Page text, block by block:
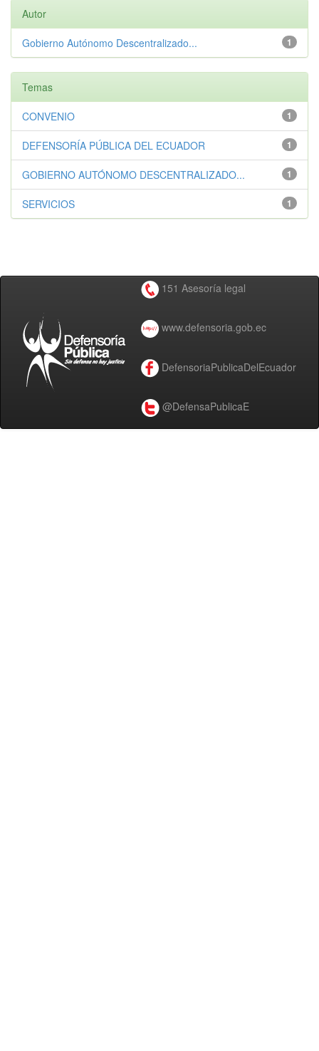
Autor
1
Gobierno Autónomo Descentralizado...
Temas
1
CONVENIO
1
DEFENSORÍA PÚBLICA DEL ECUADOR
1
GOBIERNO AUTÓNOMO DESCENTRALIZADO...
1
SERVICIOS
151 Asesoría legal
www.defensoria.gob.ec
DefensoriaPublicaDelEcuador
@DefensaPublicaE